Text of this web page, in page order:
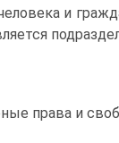
и
права и